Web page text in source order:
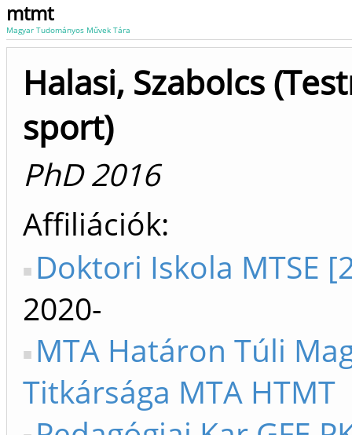
mtmt
Magyar Tudományos Művek Tára
Halasi, Szabolcs
sport)
PhD 2016
Affiliációk
Doktori Iskola MTSE
2020-
MTA Határon Túli
Titkársága MTA HTMT